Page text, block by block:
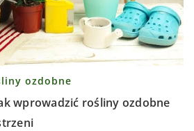
ozdobne
wprowadzić rośliny ozdobne